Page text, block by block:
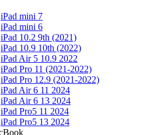
iPad mini 7
iPad mini 6
iPad 10.2 9th (2021)
iPad 10.9 10th (2022)
iPad Air 5 10.9 2022
iPad Pro 11 (2021-2022)
iPad Pro 12.9 (2021-2022)
iPad Air 6 11 2024
iPad Air 6 13 2024
iPad Pro5 11 2024
iPad Pro5 13 2024